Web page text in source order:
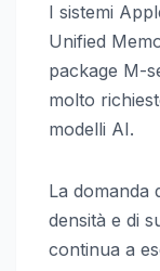
I sistemi
Unified
package M-
molto
modelli AI.
La domanda
densità e di
continua a